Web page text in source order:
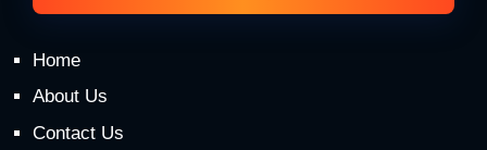
Home
About Us
Contact Us